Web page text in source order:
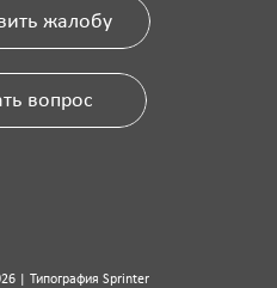
жалобу
вопрос
| Типография Sprinter